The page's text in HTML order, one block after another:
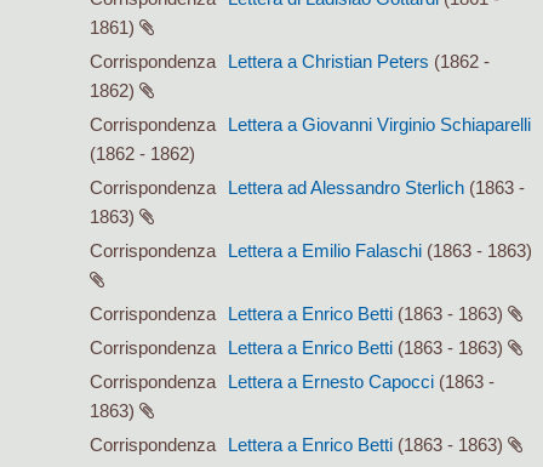
1861)
Corrispondenza
Lettera a Christian Peters (1862 -
1862)
Corrispondenza
Lettera a Giovanni Virginio Schiaparelli
(1862 - 1862)
Corrispondenza
Lettera ad Alessandro Sterlich (1863 -
1863)
Corrispondenza
Lettera a Emilio Falaschi (1863 - 1863)
Corrispondenza Lettera a Enrico Betti (1863 - 1863)
Corrispondenza
Lettera a Enrico Betti (1863 - 1863)
Corrispondenza
Lettera a Ernesto Capocci (1863 -
1863)
Corrispondenza
Lettera a Enrico Betti (1863 - 1863)